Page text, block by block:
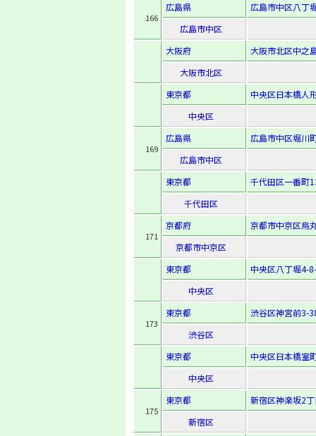
166
広島県
広島市中区八丁
広島市中区
大阪府
大阪市北区中之
大阪市北区
東京都
中央区日本橋人
中央区
169
広島県
広島市中区堀川
広島市中区
東京都
千代田区一番町
千代田区
171
京都府
京都市中京区烏
京都市中京区
東京都
中央区八丁堀4-
中央区
173
東京都
渋谷区神宮前3-
渋谷区
東京都
中央区日本橋室
中央区
175
東京都
新宿区神楽坂2
新宿区